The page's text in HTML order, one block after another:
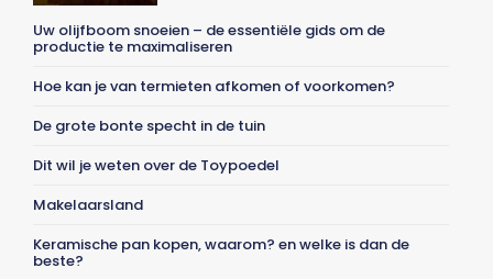
Uw olijfboom snoeien – de essentiële gids om de
productie te maximaliseren
Hoe kan je van termieten afkomen of voorkomen?
De grote bonte specht in de tuin
Dit wil je weten over de Toypoedel
Makelaarsland
Keramische pan kopen, waarom? en welke is dan de
beste?